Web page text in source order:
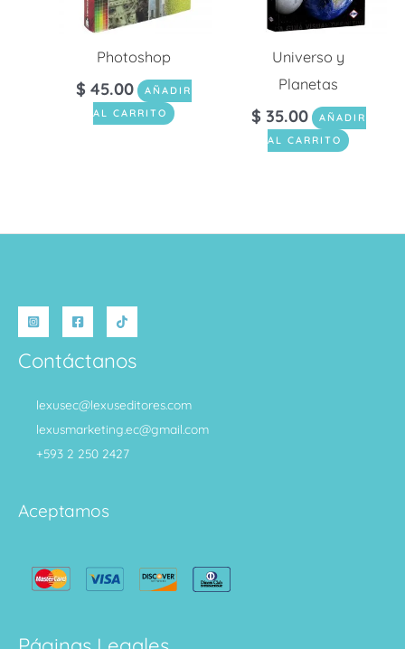
Photoshop
$ 45.00
AÑADIR
AL CARRITO
Universo y
Planetas
$ 35.00
AÑADIR
AL CARRITO
Contáctanos
lexusec@lexuseditores.com
lexusmarketing.ec@gmail.com
+593 2 250 2427
Aceptamos